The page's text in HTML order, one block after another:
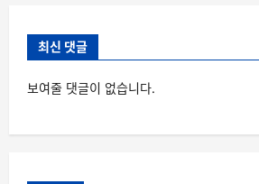
최신 댓글
보여줄 댓글이 없습니다.